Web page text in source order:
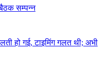
सम्पन्न
हो गई, टाइमिंग गलत थी; अभी